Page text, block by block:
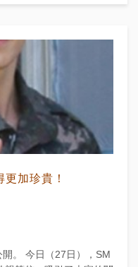
加珍貴！
。 今日（27日），SM